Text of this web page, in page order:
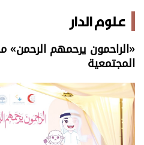
علوم الدار
«الراحمون يرحمهم الرحمن»
المجتمعية